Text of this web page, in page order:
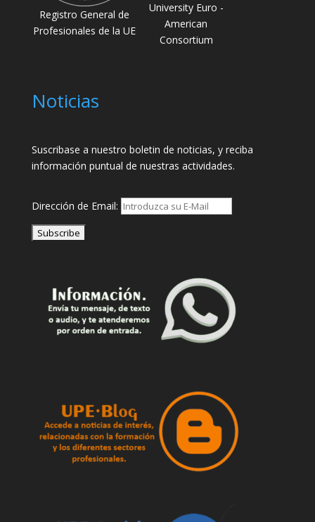
Registro General de
Profesionales de la UE
University Euro -
American
Consortium
Noticias
Suscribase a nuestro boletin de noticias, y reciba
información puntual de nuestras actividades.
Dirección de Email: